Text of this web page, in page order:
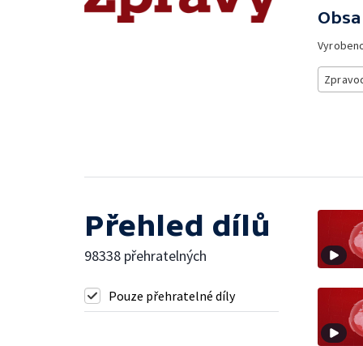
Přehled dílů
98338 přehratelných
Pouze přehratelné díly